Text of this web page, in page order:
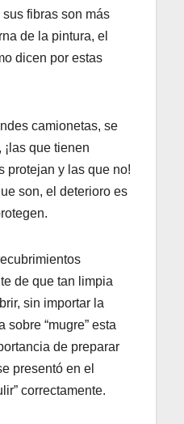
fibras son más
de la pintura, el
dicen por estas
camionetas, se
que tienen
protejan y las que no!
son, el deterioro es
de que tan limpia
sin importar la
“mugre” esta
de preparar
presentó en el
correctamente.